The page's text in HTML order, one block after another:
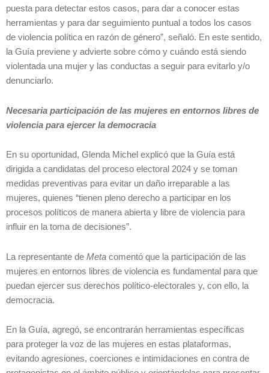
puesta para detectar estos casos, para dar a conocer estas
herramientas y para dar seguimiento puntual a todos los casos
de violencia política en razón de género”, señaló. En este sentido,
la Guía previene y advierte sobre cómo y cuándo está siendo
violentada una mujer y las conductas a seguir para evitarlo y/o
denunciarlo.
Necesaria participación de las mujeres en entornos libres de
violencia para ejercer la democracia
En su oportunidad, Glenda Michel explicó que la Guía está
dirigida a candidatas del proceso electoral 2024 y se toman
medidas preventivas para evitar un daño irreparable a las
mujeres, quienes “tienen pleno derecho a participar en los
procesos políticos de manera abierta y libre de violencia para
influir en la toma de decisiones”.
La representante de Meta comentó que la participación de las
mujeres en entornos libres de violencia es fundamental para que
puedan ejercer sus derechos político-electorales y, con ello, la
democracia.
En la Guía, agregó, se encontrarán herramientas específicas
para proteger la voz de las mujeres en estas plataformas,
evitando agresiones, coerciones e intimidaciones en contra de